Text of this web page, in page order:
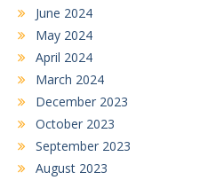
June 2024
May 2024
April 2024
March 2024
December 2023
October 2023
September 2023
August 2023